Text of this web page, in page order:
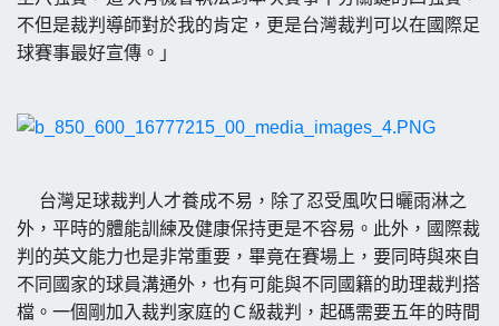
不但是裁判導師對於我的肯定，更是台灣裁判可以在國際足
球賽事最好宣傳。」
台灣足球裁判人才養成不易，除了忍受風吹日曬雨淋之
外，平時的體能訓練及健康保持更是不容易。此外，國際裁
判的英文能力也是非常重要，畢竟在賽場上，要同時與來自
不同國家的球員溝通外，也有可能與不同國籍的助理裁判搭
檔。一個剛加入裁判家庭的Ｃ級裁判，起碼需要五年的時間